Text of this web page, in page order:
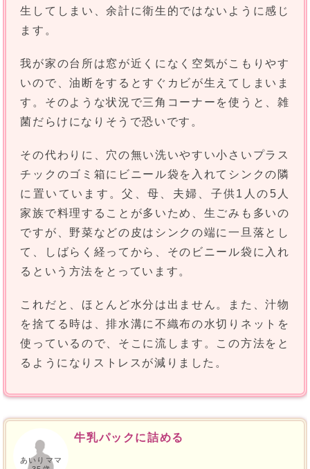
生してしまい、余計に衛生的ではないように感じ
ます。
我が家の台所は窓が近くになく空気がこもりやす
いので、油断をするとすぐカビが生えてしまいま
す。そのような状況で三角コーナーを使うと、雑
菌だらけになりそうで恐いです。
その代わりに、穴の無い洗いやすい小さいプラス
チックのゴミ箱にビニール袋を入れてシンクの隣
に置いています。父、母、夫婦、子供1人の5人
家族で料理することが多いため、生ごみも多いの
ですが、野菜などの皮はシンクの端に一旦落とし
て、しばらく経ってから、そのビニール袋に入れ
るという方法をとっています。
これだと、ほとんど水分は出ません。また、汁物
を捨てる時は、排水溝に不織布の水切りネットを
使っているので、そこに流します。この方法をと
るようになりストレスが減りました。
あいりママ
牛乳パックに詰める